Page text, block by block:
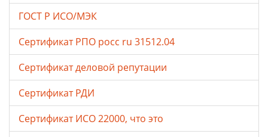
ГОСТ Р ИСО/МЭК
Сертификат РПО росс ru 31512.04
Сертификат деловой репутации
Сертификат РДИ
Сертификат ИСО 22000, что это